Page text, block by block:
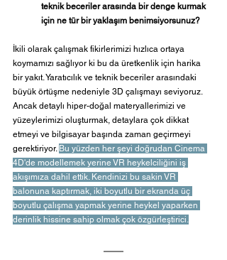
teknik beceriler arasında bir denge kurmak
için ne tür bir yaklaşım benimsiyorsunuz?
İkili olarak çalışmak fikirlerimizi hızlıca ortaya
koymamızı sağlıyor ki bu da üretkenlik için harika
bir yakıt. Yaratıcılık ve teknik beceriler arasındaki
büyük örtüşme nedeniyle 3D çalışmayı seviyoruz.
Ancak detaylı hiper-doğal materyallerimizi ve
yüzeylerimizi oluşturmak, detaylara çok dikkat
etmeyi ve bilgisayar başında zaman geçirmeyi
gerektiriyor. Bu yüzden her şeyi doğrudan Cinema
4D'de modellemek yerine VR heykelciliğini iş
akışımıza dahil ettik. Kendinizi bu sakin VR
balonuna kaptırmak, iki boyutlu bir ekranda üç
boyutlu çalışma yapmak yerine heykel yaparken
derinlik hissine sahip olmak çok özgürleştirici.